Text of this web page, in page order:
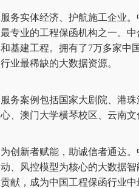
服务实体经济、护航施工企业
最专业的工程保函机构之一。
和基建工程。拥有了7万多家中
行业最稀缺的大数据资源。
服务案例包括国家大剧院、港
心、澳门大学横琴校区、云南
为创新者赋能，助诚信者通达。
动、风控模型为核心的大数据
贡献，成为中国工程保函行业中